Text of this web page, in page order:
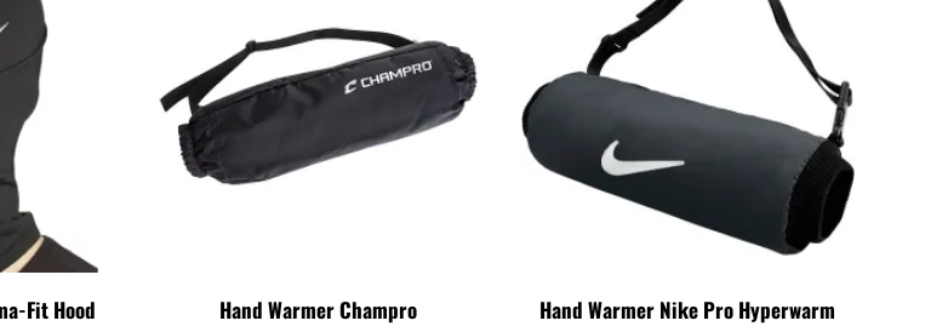
Fit Hood Hand Warmer Champro Hand Warmer Nike Pro Hyperwarm